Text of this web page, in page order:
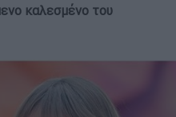
καλεσμένο του